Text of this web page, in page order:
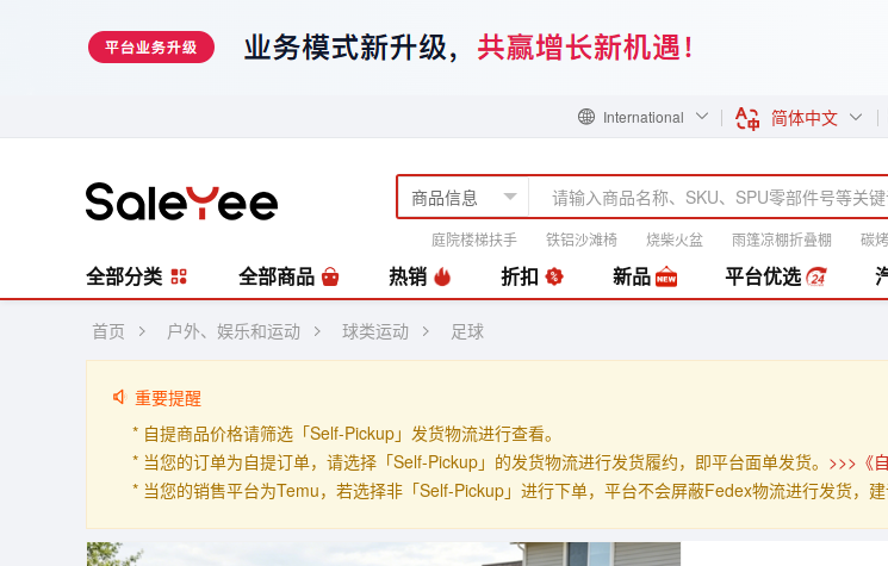
International 简体中文
庭院楼梯扶手 铁铝沙滩椅 烧柴火盆 雨篷凉棚折叠棚 碳
风扇
编藤套装
全部分类 全部商品 热销 折扣 新品 平台优选
首页 户外、娱乐和运动 球类运动 足球
重要提醒
* 自提商品价格请筛选「Self-Pickup」发货物流进行查看。
* 当您的订单为自提订单，请选择「Self-Pickup」的发货物流进行发货履约，即平台面单发货。 >>>《
* 当您的销售平台为Temu，若选择非「Self-Pickup」进行下单，平台不会屏蔽Fedex物流进行发货，